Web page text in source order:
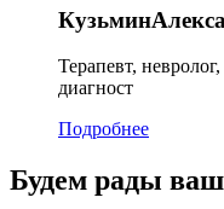
Кузьмин
Терапевт,
диагност
Подробнее
Будем рады